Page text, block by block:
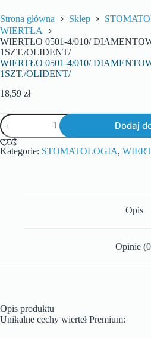
Strona główna Sklep
WIERTŁA
WIERTŁO 0501-4/010/
1SZT./OLIDENT/
WIERTŁO 0501-4/010/
1SZT./OLIDENT/
18,59 zł
Dodaj
Kategorie: STOMATOLOGIA,
Opis
Opinie
Opis produktu
Unikalne cechy wierteł Premium: